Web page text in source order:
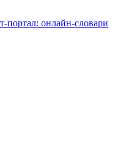
портал: онлайн-словари